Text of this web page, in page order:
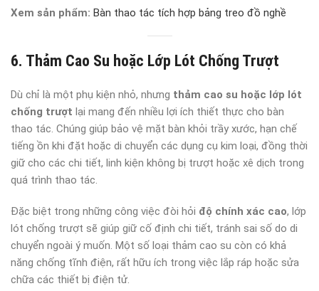
Xem sản phẩm: Bàn thao tác tích hợp bảng treo đồ nghề
6. Thảm Cao Su hoặc Lớp Lót Chống Trượt
Dù chỉ là một phụ kiện nhỏ, nhưng thảm cao su hoặc lớp lót
chống trượt lại mang đến nhiều lợi ích thiết thực cho bàn
thao tác. Chúng giúp bảo vệ mặt bàn khỏi trầy xước, hạn chế
tiếng ồn khi đặt hoặc di chuyển các dụng cụ kim loại, đồng thời
giữ cho các chi tiết, linh kiện không bị trượt hoặc xê dịch trong
quá trình thao tác.
Đặc biệt trong những công việc đòi hỏi độ chính xác cao, lớp
lót chống trượt sẽ giúp giữ cố định chi tiết, tránh sai số do di
chuyển ngoài ý muốn. Một số loại thảm cao su còn có khả
năng chống tĩnh điện, rất hữu ích trong việc lắp ráp hoặc sửa
chữa các thiết bị điện tử.